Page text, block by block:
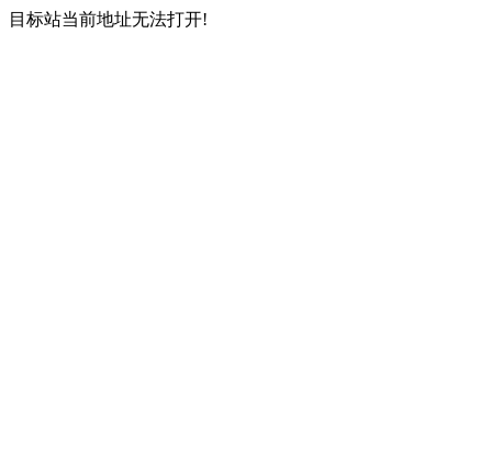
目标站当前地址无法打开!